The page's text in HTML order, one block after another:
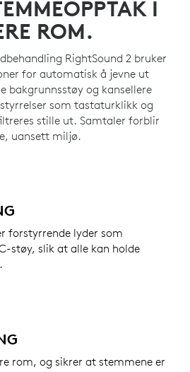
I
ROM.
RightSound 2 bruker
for automatisk å jevne ut
bakgrunnsstøy og kansellere
som tastaturklikk og
stille ut. Samtaler forblir
uansett miljø.
forstyrrende lyder som
støy, slik at alle kan holde
rom, og sikrer at stemmene er